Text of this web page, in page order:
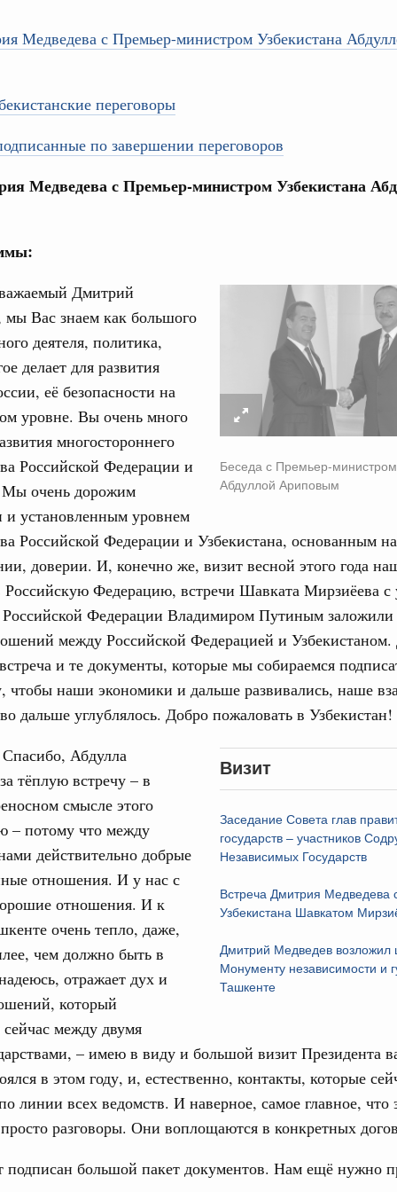
Медведева с Премьер-министром Узбекистана
переговоры
по завершении переговоров
Медведева с Премьер-министром Узбекистана
Беседа с Премьер-министром
Абдуллой Ариповым
Дмитрий
мы Вас знаем как большого
деятеля, политика,
делает для развития
её безопасности на
уровне. Вы очень много
многостороннего
Российской Федерации и
Мы очень дорожим
установленным уровнем
Российской Федерации и Узбекистана, основанным на
доверии. И, конечно же, визит весной этого года
Российскую Федерацию, встречи Шавката Мирзиёева
Федерации Владимиром Путиным
между Российской Федерацией и
и те документы, которые мы собираемся
чтобы наши экономики и дальше развивались, наше
дальше углублялось. Добро пожаловать в Узбекистан!
Визит
Заседание Совета глав
государств – участников
Независимых Государств
Встреча Дмитрия Медведева
Узбекистана Шавкатом
Дмитрий Медведев возложил
Монументу независимости и
Ташкенте
Спасибо, Абдулла
тёплую встречу – в
смысле этого
– потому что между
действительно добрые
отношения. И у нас с
отношения. И к
очень тепло, даже,
чем должно быть в
отражает дух и
который
сейчас между двумя
– имею в виду и большой визит Президента
в этом году, и, естественно, контакты, которые
линии всех ведомств. И наверное, самое главное, что
разговоры. Они воплощаются в конкретных
подписан большой пакет документов. Нам ещё нужно
четверг
комиссии по
объектов федерального значения
заказчика»
участков, ведущих к спортивным
«Инфраструктура для жизни»
и руководитель Росмолодёжи Григорий
проекта «Кольцо открытий»
Интеграция на пространстве СНГ
совета в узком составе
странами (кроме СНГ) на двусторонней основе
с Министром промышленности,
Мохаммадом Атабаком
маршрутов научно-популярного туризма в
науки и технологий
отношения со странами СНГ на двусторонней основе
VIII Российско-Киргизского
Киргизской межрегиональной
трассах открылись
сервиса
итогам стратегической сессии о
научно-технологическим развитием
среда
ЖКХ обновлено в России при участии
ОЭЗ. ТОР. Моногорода
реализации проектов института
округе
молодёжи сформировал целое
себя ответственность за будущее
ПН
17
24
31
Для
сервисом
Архив
Email